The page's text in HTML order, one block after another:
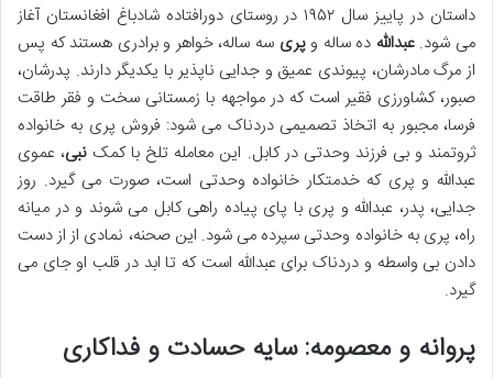
داستان در پاییز سال ۱۹۵۲ در روستای دورافتاده شادباغ افغانستان آغاز
می شود.عبدالله ده ساله وپری سه ساله، خواهر و برادری هستند که پس
از مرگ مادرشان، پیوندی عمیق و جدایی ناپذیر با یکدیگر دارند. پدرشان،
صبور، کشاورزی فقیر است که در مواجهه با زمستانی سخت و فقر طاقت
فرسا، مجبور به اتخاذ تصمیمی دردناک می شود: فروش پری به خانواده
ثروتمند و بی فرزند وحدتی در کابل. این معامله تلخ با کمک نبی، عموی
عبدالله و پری که خدمتکار خانواده وحدتی است، صورت می گیرد. روز
جدایی، پدر، عبدالله و پری با پای پیاده راهی کابل می شوند و در میانه
راه، پری به خانواده وحدتی سپرده می شود. این صحنه، نمادی از از دست
دادن بی واسطه و دردناک برای عبدالله است که تا ابد در قلب او جای می
گیرد.
پروانه و معصومه: سایه حسادت و فداکاری